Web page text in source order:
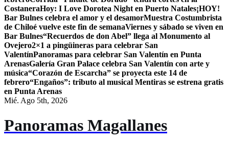
CostaneraHoy: I Love Dorotea Night en Puerto Natales¡HOY!
Bar Bulnes celebra el amor y el desamorMuestra Costumbrista
de Chiloé vuelve este fin de semanaViernes y sábado se viven en
Bar Bulnes“Recuerdos de don Abel” llega al Monumento al
Ovejero2×1 a pingüineras para celebrar San
ValentínPanoramas para celebrar San Valentín en Punta
ArenasGalería Gran Palace celebra San Valentín con arte y
música“Corazón de Escarcha” se proyecta este 14 de
febrero“Engaños”: tributo al musical Mentiras se estrena gratis
en Punta Arenas
Mié. Ago 5th, 2026
Panoramas Magallanes